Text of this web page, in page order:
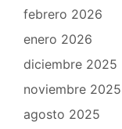
febrero 2026
enero 2026
diciembre 2025
noviembre 2025
agosto 2025